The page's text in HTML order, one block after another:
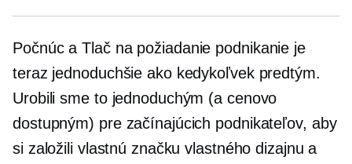
Počnúc aTlač na požiadanie podnikanie je
teraz jednoduchšie ako kedykoľvek predtým.
Urobili sme to jednoduchým (a cenovo
dostupným) pre začínajúcich podnikateľov, aby
si založili vlastnú značku vlastného dizajnu a